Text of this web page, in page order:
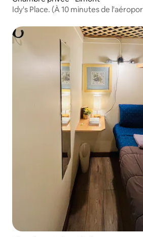
Idy's Place. (À 10 minutes de